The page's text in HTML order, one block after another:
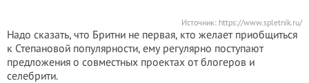
Источник: https://www.spletnik.ru/
Надо сказать, что Бритни не первая, кто желает приобщиться
к Степановой популярности, ему регулярно поступают
предложения о совместных проектах от блогеров и
селебрити.